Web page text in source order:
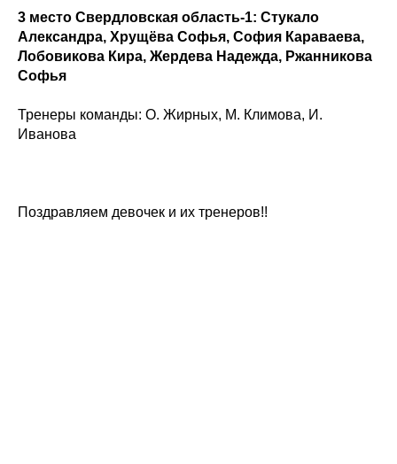
3 место Свердловская область-1: Стукало
Александра, Хрущёва Софья, София Караваева,
Лобовикова Кира, Жердева Надежда, Ржанникова
Софья
Тренеры команды: О. Жирных, М. Климова, И.
Иванова
Поздравляем девочек и их тренеров!!